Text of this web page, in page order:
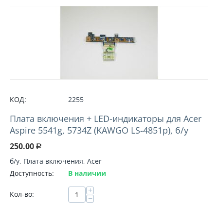
КОД: 2255
Плата включения + LED-индикаторы для Acer
Aspire 5541g, 5734Z (KAWGO LS-4851p), б/у
250.00 Р
б/у, Плата включения, Acer
Доступность:
В наличии
Кол-во: +
−